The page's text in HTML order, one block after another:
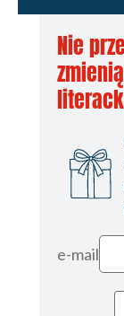
13. Warstwa
14.
Literatura / 168
Nie
e-mail